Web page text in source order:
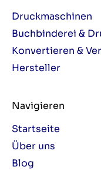
Druckmaschinen
Buchbinderei &
Konvertieren &
Hersteller
Navigieren
Startseite
Über uns
Blog